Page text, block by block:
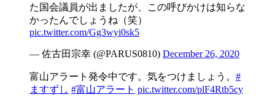
た国会議員が出ましたが、この呼びかけは知らな
かったんでしょうね（笑）
pic.twitter.com/Gg3wyi0sk5
— 佐古田宗幸 (@PARUS0810) December 26, 2020
富山アラート発令中です。気をつけましょう。 #
ますずし #富山アラート pic.twitter.com/plF4Rtb5cy